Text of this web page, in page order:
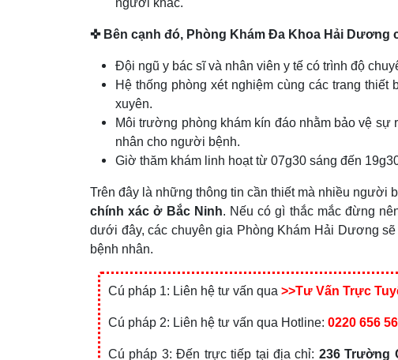
✜ Bên cạnh đó, Phòng Khám Đa Khoa Hải Dương
Đội ngũ y bác sĩ và nhân viên y tế có trình độ
Hệ thống phòng xét nghiệm cùng các trang
xuyên.
Môi trường phòng khám kín đáo nhằm bảo vệ sự
nhân cho người bệnh.
Giờ thăm khám linh hoạt từ 07g30 sáng đến
Trên đây là những thông tin cần thiết mà nhiều người
chính xác ở Bắc Ninh. Nếu có gì thắc mắc đừng
dưới đây, các chuyên gia Phòng Khám Hải Dương
bệnh nhân.
Cú pháp 1: Liên hệ tư vấn qua >>Tư Vấn Trực
Cú pháp 2: Liên hệ tư vấn qua Hotline: 0220 656
Cú pháp 3: Đến trực tiếp tại địa chỉ: 236 Trường